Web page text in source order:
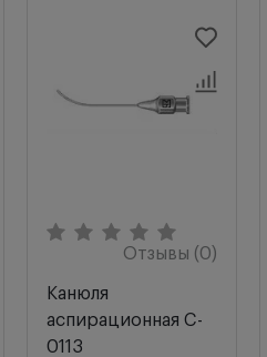
Отзывы (0)
Канюля
аспирационная C-
0113